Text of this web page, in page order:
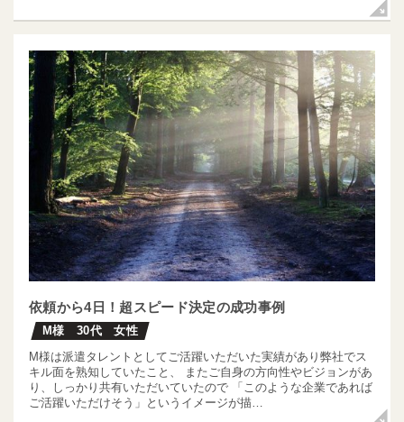
依頼から4日！超スピード決定の成功事例
M様 30代 女性
M様は派遣タレントとしてご活躍いただいた実績があり弊社でス
キル面を熟知していたこと、 またご自身の方向性やビジョンがあ
り、しっかり共有いただいていたので 「このような企業であれば
ご活躍いただけそう」というイメージが描…